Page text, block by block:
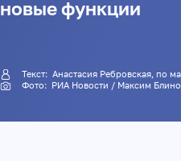
новые функции
Текст:Анастасия Ребровская, по
Фото: РИА Новости / Максим